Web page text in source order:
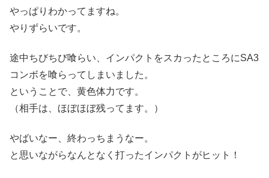
やっぱりわかってますね。
やりずらいです。
途中ちびちび喰らい、インパクトをスカったところにSA3
コンボを喰らってしまいました。
ということで、黄色体力です。
（相手は、ほぼほぼ残ってます。）
やばいなー、終わっちまうなー。
と思いながらなんとなく打ったインパクトがヒット！